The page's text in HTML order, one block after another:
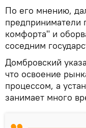
По его мнению,
предприниматели
комфорта" и
соседним
Домбровский
что освоение
процессом, а
занимает много